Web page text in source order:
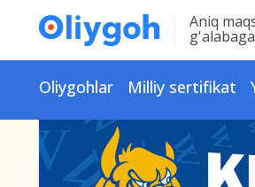
Aniq
Oliygohlar Milliy sertifikat